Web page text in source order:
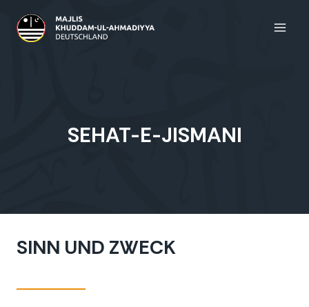
Inhalt
springen
SEHAT-E-JISMANI
SINN UND ZWECK